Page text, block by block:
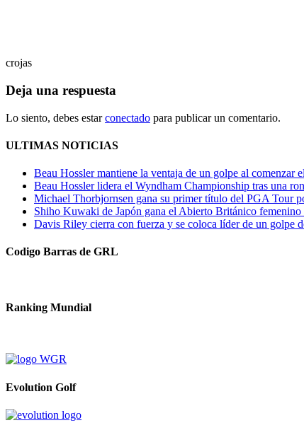
crojas
Deja una respuesta
Lo siento, debes estarconectado para publicar un comentario.
ULTIMAS NOTICIAS
Beau Hossler mantiene la ventaja de un golpe al comenzar
Beau Hossler lidera el Wyndham Championship tras una
Michael Thorbjornsen gana su primer título del PGA Tour
Shiho Kuwaki de Japón gana el Abierto Británico
Davis Riley cierra con fuerza y ​​se coloca líder de un golpe
Codigo Barras de GRL
Ranking Mundial
Evolution Golf